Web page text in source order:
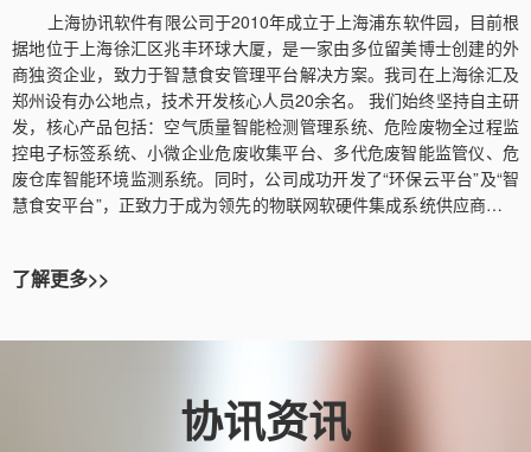
上海协讯软件有限公司于2010年成立于上海浦东软件园，目前根
据地位于上海徐汇区兆丰环球大厦，是一家由多位留美博士创建的外
商独资企业，致力于智慧食安管理平台解决方案。我司在上海徐汇及
郑州设有办公地点，技术开发核心人员20余名。 我们始终坚持自主研
发，核心产品包括：空气质量智能检测管理系统、危险废物全过程监
控电子标签系统、小微企业危废收集平台、多代危废智能监管仪、危
废仓库智能环境监测系统。同时，公司成功开发了“环保云平台”及“智
慧食安平台”，正致力于成为领先的物联网软硬件集成系统供应商，以
了解更多>>
协讯资讯